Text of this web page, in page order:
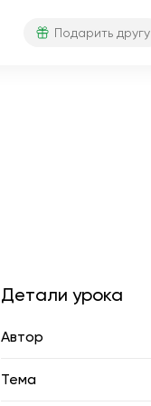
Подарить другу
Детали урока
Автор
Тема